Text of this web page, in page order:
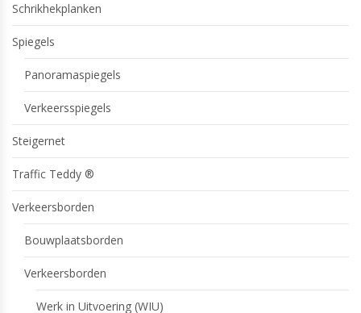
Schrikhekplanken
Spiegels
Panoramaspiegels
Verkeersspiegels
Steigernet
Traffic Teddy ®
Verkeersborden
Bouwplaatsborden
Verkeersborden
Werk in Uitvoering (WIU)